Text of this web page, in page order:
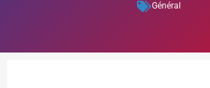
Général